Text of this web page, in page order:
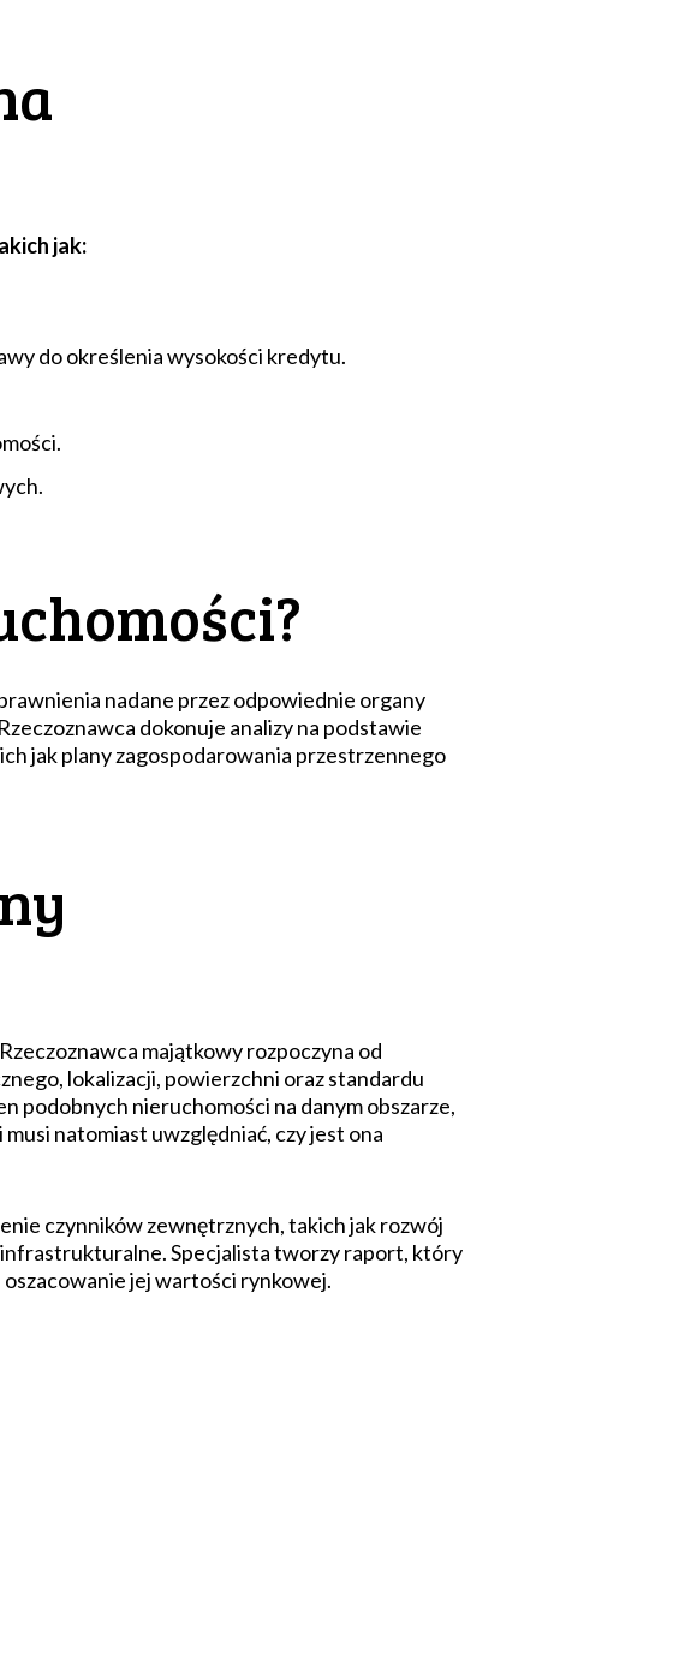
jak:
do określenia wysokości kredytu.
nadane przez odpowiednie organy
dokonuje analizy na podstawie
jak plany zagospodarowania przestrzennego
majątkowy rozpoczyna od
lokalizacji, powierzchni oraz standardu
podobnych nieruchomości na danym obszarze,
natomiast uwzględniać, czy jest ona
czynników zewnętrznych, takich jak rozwój
Specjalista tworzy raport, który
jej wartości rynkowej.